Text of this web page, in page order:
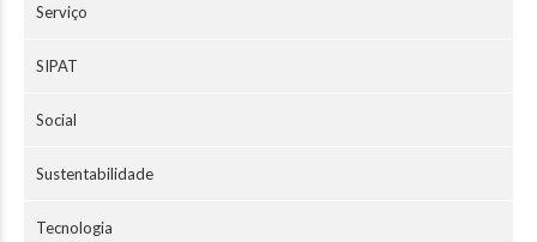
Serviço
SIPAT
Social
Sustentabilidade
Tecnologia